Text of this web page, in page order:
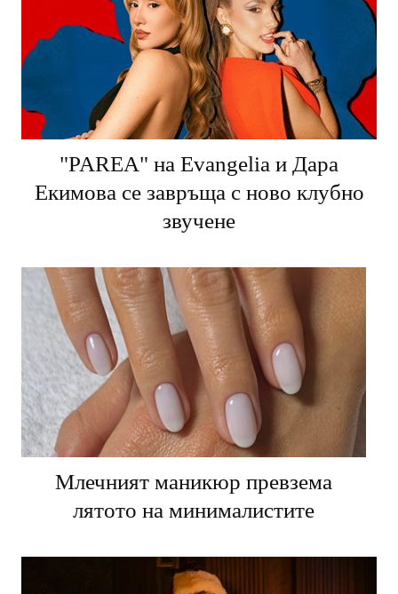
"PARЕA" на Evangelia и Дара
Екимова се завръща с ново клубно
звучене
Млечният маникюр превзема
лятото на минималистите